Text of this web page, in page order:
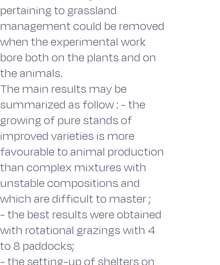
pertaining to grassland
management could be removed
when the experimental work
bore both on the plants and on
the animals.
The main results may be
summarized as follow : - the
growing of pure stands of
improved varieties is more
favourable to animal production
than complex mixtures with
unstable compositions and
which are difficult to master ;
- the best results were obtained
with rotational grazings with 4
to 8 paddocks;